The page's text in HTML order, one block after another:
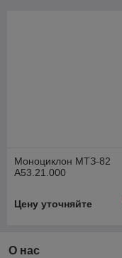
Моноциклон МТЗ-82
А53.21.000
Цену уточняйте
О нас